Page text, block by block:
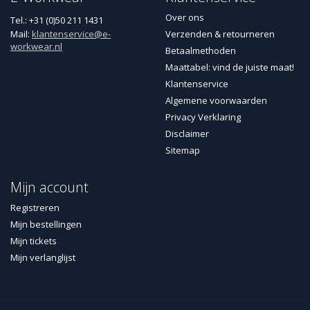
Tel.: +31 (0)50 211 1431
Mail: klantenservice@e-
workwear.nl
Over ons
Verzenden & retourneren
Betaalmethoden
Maattabel: vind de juiste maat!
Klantenservice
Algemene voorwaarden
Privacy Verklaring
Disclaimer
Sitemap
Mijn account
Registreren
Mijn bestellingen
Mijn tickets
Mijn verlanglijst